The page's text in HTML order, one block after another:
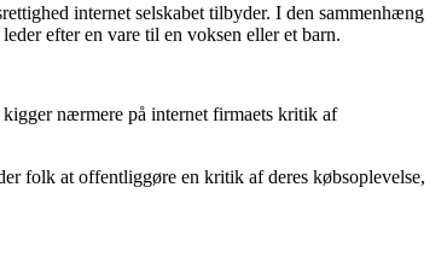
internet selskabet tilbyder. I den sammenhæng
efter en vare til en voksen eller et barn.
nærmere på internet firmaets kritik af
folk at offentliggøre en kritik af deres købsoplevelse,